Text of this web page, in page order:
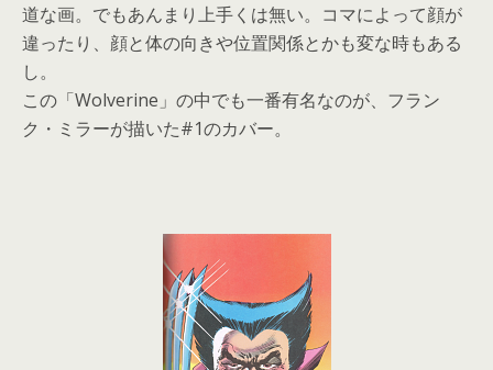
道な画。でもあんまり上手くは無い。コマによって顔が
違ったり、顔と体の向きや位置関係とかも変な時もある
し。
この「Wolverine」の中でも一番有名なのが、フラン
ク・ミラーが描いた#1のカバー。